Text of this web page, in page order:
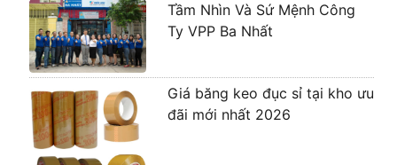
Tầm Nhìn Và Sứ Mệnh Công
Ty VPP Ba Nhất
Giá băng keo đục sỉ tại kho ưu
đãi mới nhất 2026